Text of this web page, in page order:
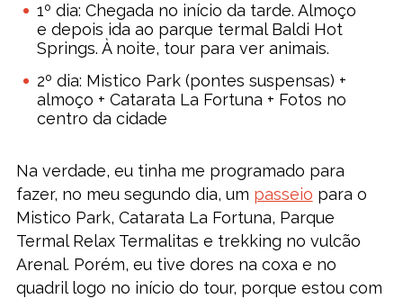
1º dia: Chegada no início da tarde. Almoço
e depois ida ao parque termal Baldi Hot
Springs. À noite, tour para ver animais.
2º dia: Mistico Park (pontes suspensas) +
almoço + Catarata La Fortuna + Fotos no
centro da cidade
Na verdade, eu tinha me programado para
fazer, no meu segundo dia, um passeio para o
Mistico Park, Catarata La Fortuna, Parque
Termal Relax Termalitas e trekking no vulcão
Arenal. Porém, eu tive dores na coxa e no
quadril logo no início do tour, porque estou com